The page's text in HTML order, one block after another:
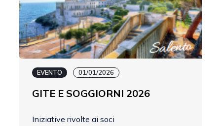
EVENTO 01/01/2026
GITE E SOGGIORNI 2026
Iniziative rivolte ai soci